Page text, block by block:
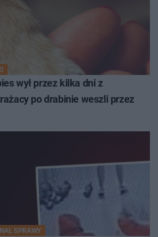
wył przez kilka dni z
po drabinie weszli przez
SPRAWY